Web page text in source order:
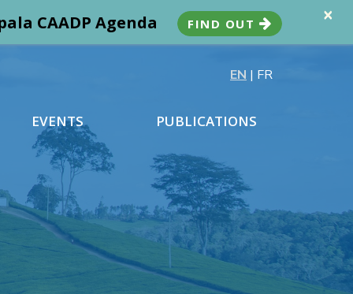
×
CAADP Agenda FIND OUT
EN | FR
EVENTS PUBLICATIONS